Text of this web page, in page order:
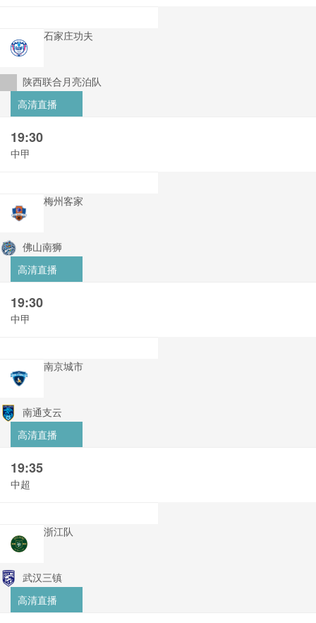
石家庄功夫
陕西联合月亮泊队
高清直播
19:30
中甲
梅州客家
佛山南狮
高清直播
19:30
中甲
南京城市
南通支云
高清直播
19:35
中超
浙江队
武汉三镇
高清直播